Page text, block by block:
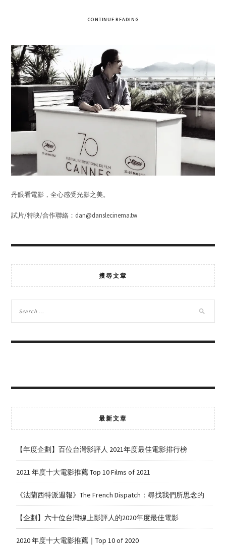
CONTINUE READING
丹眼看電影，全心感受光影之美。
試片/特映/合作聯絡：dan@danslecinema.tw
搜尋文章
最新文章
【年度企劃】百位台灣影評人 2021年度最佳電影排行榜
2021 年度十大電影推薦 Top 10 Films of 2021
《法蘭西特派週報》The French Dispatch：尋找我們所思念的
【企劃】六十位台灣線上影評人的2020年度最佳電影
2020 年度十大電影推薦｜Top 10 of 2020